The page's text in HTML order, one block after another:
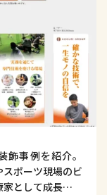
飾事例を紹介。
スポーツ現場のビ
として成長でき